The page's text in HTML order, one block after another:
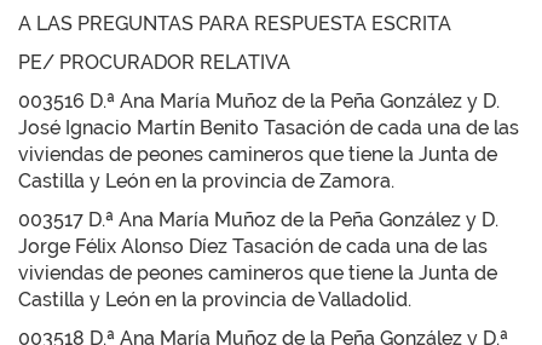
A LAS PREGUNTAS PARA RESPUESTA ESCRITA
PE/ PROCURADOR RELATIVA
003516 D.ª Ana María Muñoz de la Peña González y D.
José Ignacio Martín Benito Tasación de cada una de las
viviendas de peones camineros que tiene la Junta de
Castilla y León en la provincia de Zamora.
003517 D.ª Ana María Muñoz de la Peña González y D.
Jorge Félix Alonso Díez Tasación de cada una de las
viviendas de peones camineros que tiene la Junta de
Castilla y León en la provincia de Valladolid.
003518 D.ª Ana María Muñoz de la Peña González y D.ª